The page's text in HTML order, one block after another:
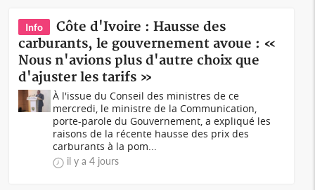
Info
Côte d'Ivoire : Hausse des
carburants, le gouvernement avoue : «
Nous n'avions plus d'autre choix que
d'ajuster les tarifs »
À l'issue du Conseil des ministres de ce
mercredi, le ministre de la Communication,
porte-parole du Gouvernement, a expliqué les
raisons de la récente hausse des prix des
carburants à la pom...
il y a 4 jours